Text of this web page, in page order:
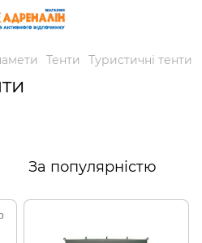
Тенти Туристичні тенти
За популярністю